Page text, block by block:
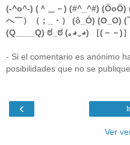
(-^o^-) (＾＿－) (#^_^#) (ÖoÖ)
へ￣）（；_・） (ô_Ó) (O_O)
(Q____Q) ಠ_ಠ (｡◕‿◕) ［(－－)
- Si el comentario es anónimo
posibilidades que no se publique.
‹
Ver